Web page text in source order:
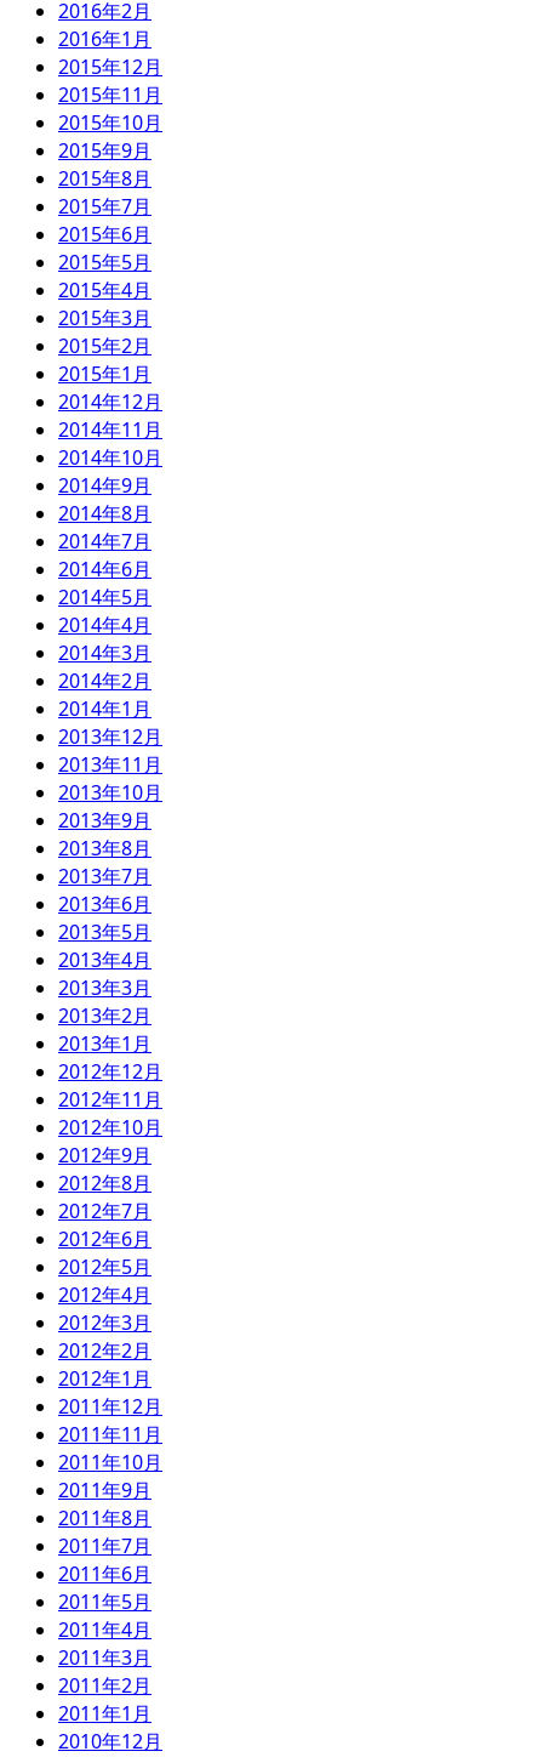
2016年2月
2016年1月
2015年12月
2015年11月
2015年10月
2015年9月
2015年8月
2015年7月
2015年6月
2015年5月
2015年4月
2015年3月
2015年2月
2015年1月
2014年12月
2014年11月
2014年10月
2014年9月
2014年8月
2014年7月
2014年6月
2014年5月
2014年4月
2014年3月
2014年2月
2014年1月
2013年12月
2013年11月
2013年10月
2013年9月
2013年8月
2013年7月
2013年6月
2013年5月
2013年4月
2013年3月
2013年2月
2013年1月
2012年12月
2012年11月
2012年10月
2012年9月
2012年8月
2012年7月
2012年6月
2012年5月
2012年4月
2012年3月
2012年2月
2012年1月
2011年12月
2011年11月
2011年10月
2011年9月
2011年8月
2011年7月
2011年6月
2011年5月
2011年4月
2011年3月
2011年2月
2011年1月
2010年12月